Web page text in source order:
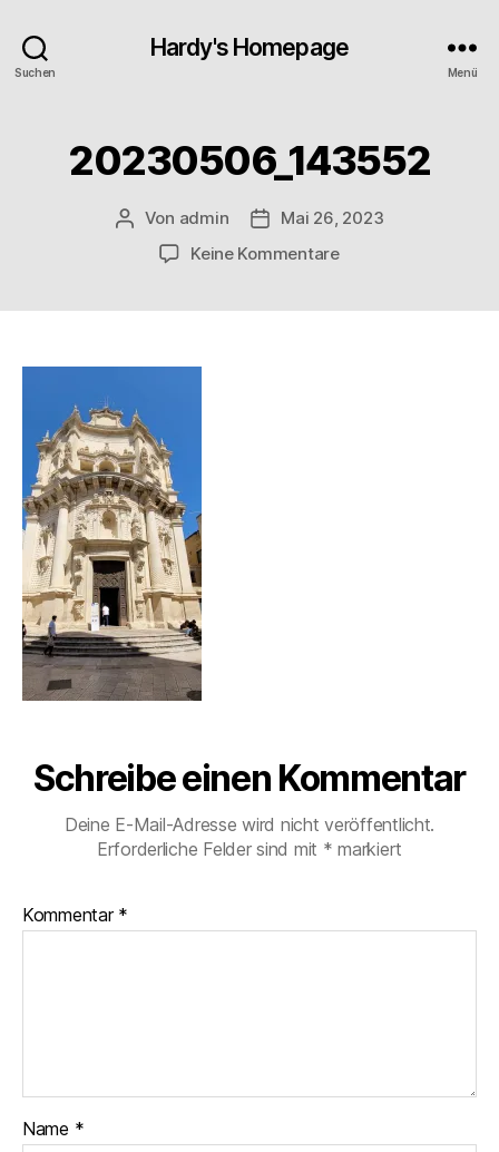
Suchen
Hardy's Homepage
Menü
20230506_143552
Beitragsautor
Von admin Veröffentlichungsdatum
Mai 26, 2023
Keine Kommentarezu
Schreibe einen Kommentar
Deine E-Mail-Adresse wird nicht veröffentlicht.
Erforderliche Felder sind mit * markiert
Kommentar *
Name *